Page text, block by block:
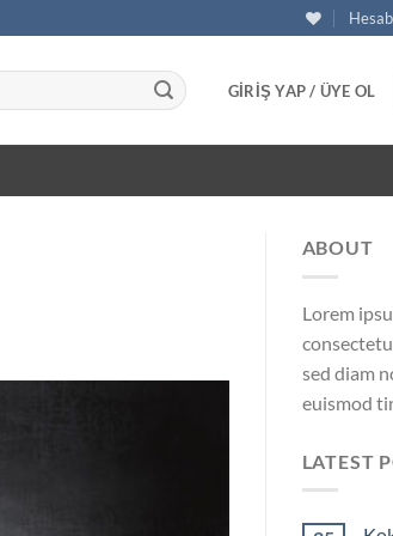
GIRIŞ YAP / ÜYE OL
ABOUT
Lorem
sed diam
euismod
LATEST